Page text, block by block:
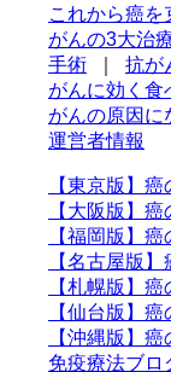
これから癌
がんの3大治
手術
抗が
がんに効く食
がんの原因に
運営者情報
【東京版】
【大阪版】
【福岡版】
【名古屋版
【札幌版】
【仙台版】
【沖縄版】
免疫療法ブロ